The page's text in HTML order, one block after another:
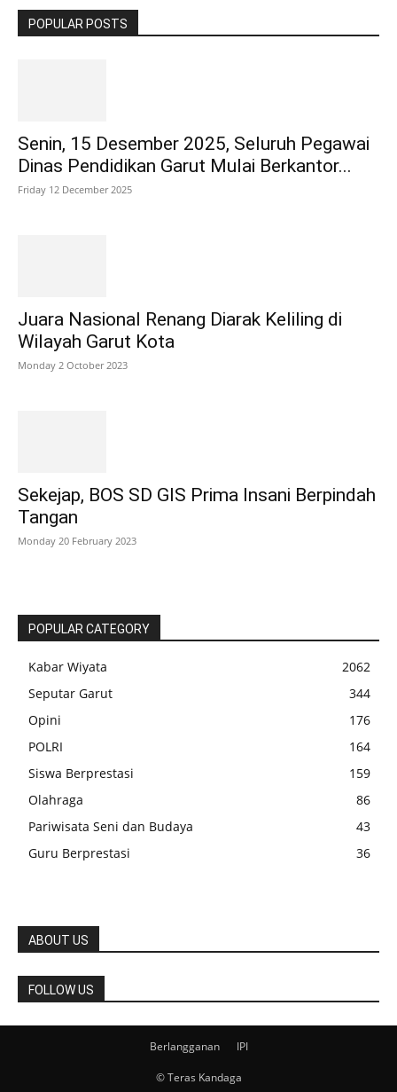
POPULAR POSTS
Senin, 15 Desember 2025, Seluruh Pegawai
Dinas Pendidikan Garut Mulai Berkantor...
Friday 12 December 2025
Juara Nasional Renang Diarak Keliling di
Wilayah Garut Kota
Monday 2 October 2023
Sekejap, BOS SD GIS Prima Insani Berpindah
Tangan
Monday 20 February 2023
POPULAR CATEGORY
Kabar Wiyata
2062
Seputar Garut
344
Opini
176
POLRI
164
Siswa Berprestasi
159
Olahraga
86
Pariwisata Seni dan Budaya
43
Guru Berprestasi
36
ABOUT US
FOLLOW US
Berlangganan IPI
© Teras Kandaga